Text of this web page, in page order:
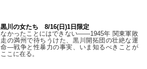
黒川の女たち 8/16(日)1日限定
なかったことにはできない——1945年 関東軍敗
走の満州で待ちうけた、黒川開拓団の壮絶な運
命―戦争と性暴力の事実、いま知るべきことが
ここに在る。